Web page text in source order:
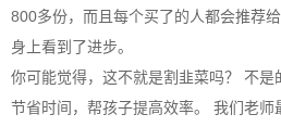
800多份，而且每个买了的人都会推荐
身上看到了进步。
你可能觉得，这不就是割韭菜吗？ 不
节省时间，帮孩子提高效率。 我们老